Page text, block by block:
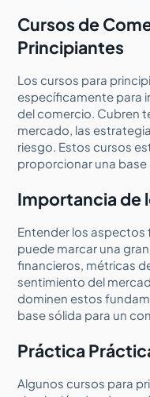
Cursos de
Principiantes
Los cursos para
específicamente para
del comercio. Cubren
mercado, las
riesgo. Estos cursos
proporcionar una base
Importancia de
Entender los
puede marcar una
financieros, métricas
sentimiento del
dominen estos
base sólida para un
Práctica
Algunos cursos para